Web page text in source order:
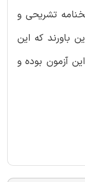
تشریحی و
باورند که این
آزمون بوده و